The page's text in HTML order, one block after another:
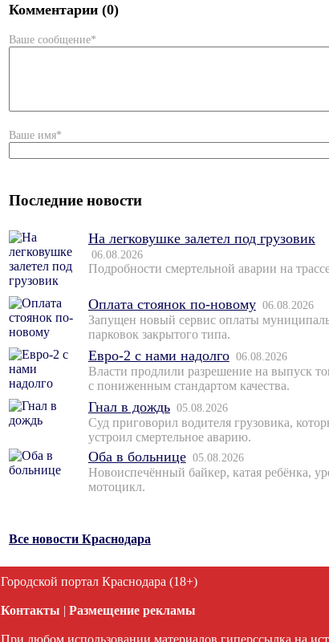
Комментарии (0)
Ваше сообщение*
Ваше имя*
Последние новости
На легковушке залетел под грузовик
06.08.2026
Подробности смертельной аварии на
Оплата стоянок по-новому 06.08.2026
Запущен новый сервис оплаты
парковок закрытого типа.
Евро-2 с нами надолго 06.08.2026
Власти продлили разрешение на выпуск
с пониженным стандартом качества.
Гнал в дождь 05.08.2026
Суд приговорил водителя грузовика,
устроил смертельное аварию.
Оба в больнице 05.08.2026
Новоиспечённый байкер, катая ребёнка,
мотоцикл.
Все новости Краснодара
Городской портал Краснодара (18+)
Контакты | Размещение рекламы
При любом использовании материалов гиперссылка на